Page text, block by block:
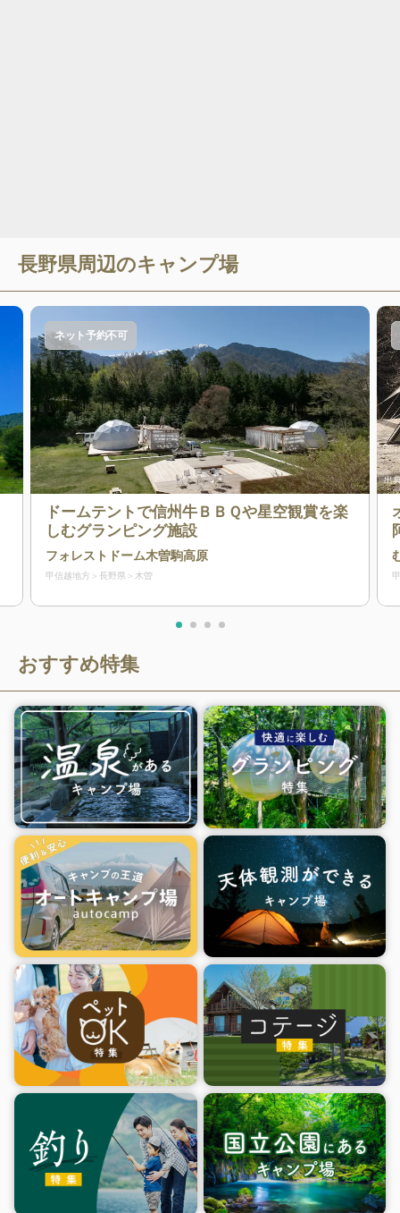
長野県周辺のキャンプ場
ネット予約不可
ドームテントで信州牛ＢＢＱや星空観賞を楽
しむグランピング施設
フォレストドーム木曽駒高原
甲信越地方 長野県 木曽
出
おすすめ特集